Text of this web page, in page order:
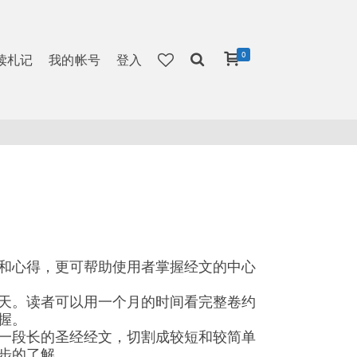
札记 我的帐号 登入 0
心得，更可帮助使用者掌握经文的中心
。读者可以用一个月的时间看完整卷约
段长的圣经经文，切割成较短和较简单